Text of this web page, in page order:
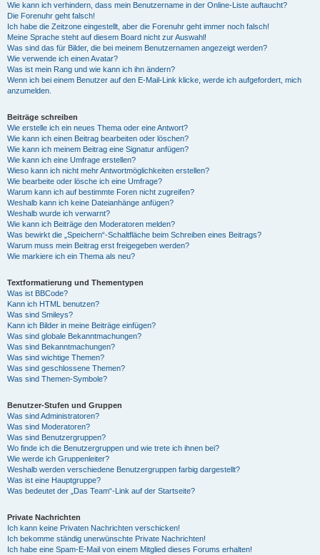
Wie kann ich verhindern, dass mein Benutzername in der Online-Liste auftaucht?
Die Forenuhr geht falsch!
Ich habe die Zeitzone eingestellt, aber die Forenuhr geht immer noch falsch!
Meine Sprache steht auf diesem Board nicht zur Auswahl!
Was sind das für Bilder, die bei meinem Benutzernamen angezeigt werden?
Wie verwende ich einen Avatar?
Was ist mein Rang und wie kann ich ihn ändern?
Wenn ich bei einem Benutzer auf den E-Mail-Link klicke, werde ich aufgefordert, mich
anzumelden.
Beiträge schreiben
Wie erstelle ich ein neues Thema oder eine Antwort?
Wie kann ich einen Beitrag bearbeiten oder löschen?
Wie kann ich meinem Beitrag eine Signatur anfügen?
Wie kann ich eine Umfrage erstellen?
Wieso kann ich nicht mehr Antwortmöglichkeiten erstellen?
Wie bearbeite oder lösche ich eine Umfrage?
Warum kann ich auf bestimmte Foren nicht zugreifen?
Weshalb kann ich keine Dateianhänge anfügen?
Weshalb wurde ich verwarnt?
Wie kann ich Beiträge den Moderatoren melden?
Was bewirkt die „Speichern“-Schaltfläche beim Schreiben eines Beitrags?
Warum muss mein Beitrag erst freigegeben werden?
Wie markiere ich ein Thema als neu?
Textformatierung und Thementypen
Was ist BBCode?
Kann ich HTML benutzen?
Was sind Smileys?
Kann ich Bilder in meine Beiträge einfügen?
Was sind globale Bekanntmachungen?
Was sind Bekanntmachungen?
Was sind wichtige Themen?
Was sind geschlossene Themen?
Was sind Themen-Symbole?
Benutzer-Stufen und Gruppen
Was sind Administratoren?
Was sind Moderatoren?
Was sind Benutzergruppen?
Wo finde ich die Benutzergruppen und wie trete ich ihnen bei?
Wie werde ich Gruppenleiter?
Weshalb werden verschiedene Benutzergruppen farbig dargestellt?
Was ist eine Hauptgruppe?
Was bedeutet der „Das Team“-Link auf der Startseite?
Private Nachrichten
Ich kann keine Privaten Nachrichten verschicken!
Ich bekomme ständig unerwünschte Private Nachrichten!
Ich habe eine Spam-E-Mail von einem Mitglied dieses Forums erhalten!